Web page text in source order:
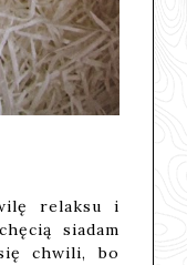
relaksu i
siadam
chwili, bo